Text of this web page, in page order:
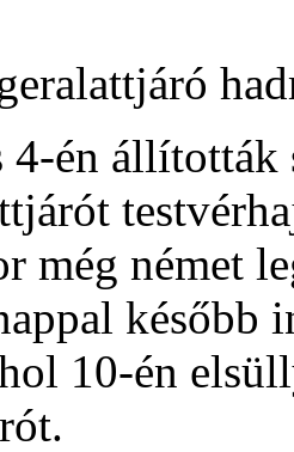
én állították
még német
később
10-én